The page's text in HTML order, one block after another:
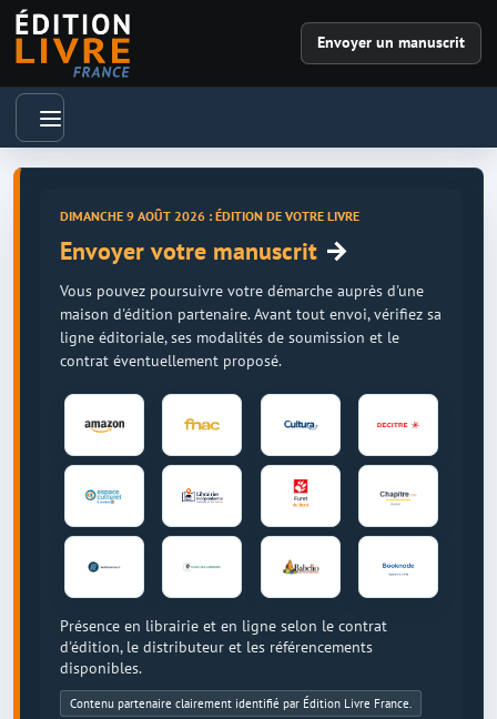
Envoyer un manuscrit
DIMANCHE 9 AOÛT 2026 : ÉDITION DE VOTRE LIVRE
Envoyer votre manuscrit →
Vous pouvez poursuivre votre démarche auprès d'une
maison d'édition partenaire. Avant tout envoi, vérifiez sa
ligne éditoriale, ses modalités de soumission et le
contrat éventuellement proposé.
Présence en librairie et en ligne selon le contrat
d'édition, le distributeur et les référencements
disponibles.
Contenu partenaire clairement identifié par Édition Livre France.